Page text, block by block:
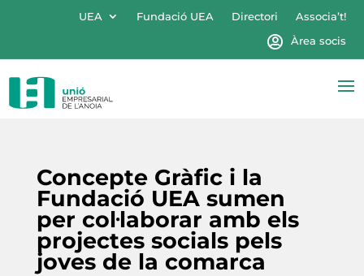
UEA Fundació UEA Directori
Associa’t!
Àrea socis
Concepte Gràfic i la
Fundació UEA sumen
per col·laborar amb els
projectes socials pels
joves de la comarca